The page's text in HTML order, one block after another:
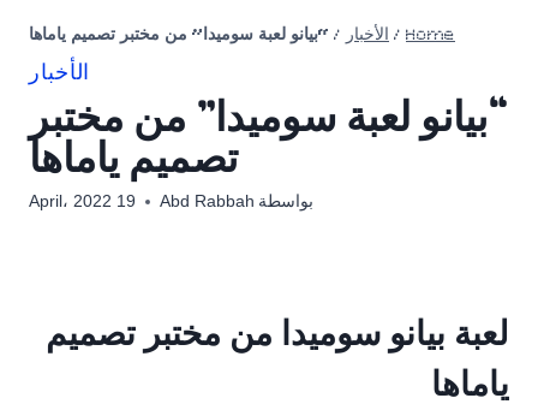
Home
/ الأخبار / “بيانو لعبة سوميدا” من مختبر تصميم ياماها
الأخبار
“بيانو لعبة سوميدا” من مختبر
تصميم ياماها
بواسطة Abd Rabbah 19 April، 2022
لعبة بيانو سوميدا من مختبر تصميم
ياماها